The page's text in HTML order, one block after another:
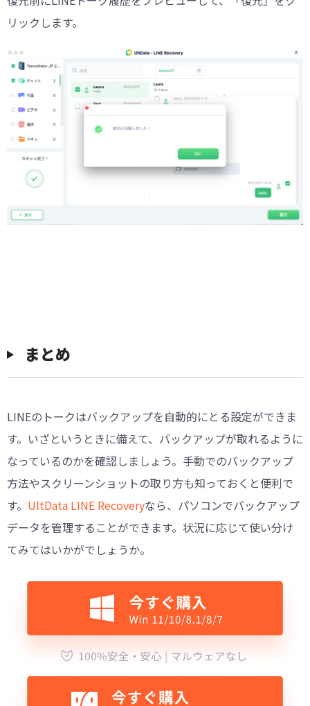
リックします。
まとめ
LINEのトークはバックアップを自動的にとる設定ができま
す。いざというときに備えて、バックアップが取れるように
なっているのかを確認しましょう。手動でのバックアップ
方法やスクリーンショットの取り方も知っておくと便利で
す。 UltData LINE Recoveryなら、パソコンでバックアップ
データを管理することができます。状況に応じて使い分け
てみてはいかがでしょうか。